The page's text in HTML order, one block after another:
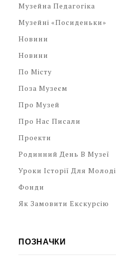
Музейна Педагогіка
Музейні «посиденьки»
Новини
Новини
По Місту
Поза Музеєм
Про Музей
Про Нас Писали
Проекти
Родинний День В Музеї
Уроки Історії Для Молоді
Фонди
Як Замовити Екскурсію
ПОЗНАЧКИ